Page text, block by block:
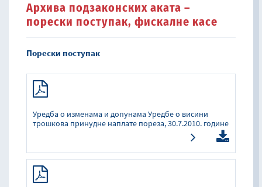
Архива подзаконских аката –
порески поступак, фискалне касе
Порески поступак
Уредба о изменама и допунама Уредбе о висини
трошкова принудне наплате порезa, 30.7.2010. године